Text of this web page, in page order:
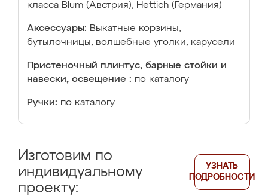
класса Blum (Австрия), Hettich (Германия)
Аксессуары: Выкатные корзины,
бутылочницы, волшебные уголки, карусели
Пристеночный плинтус, барные стойки и
навески, освещение : по каталогу
Ручки: по каталогу
Изготовим по
индивидуальному
проекту:
УЗНАТЬ
ПОДРОБНОСТИ